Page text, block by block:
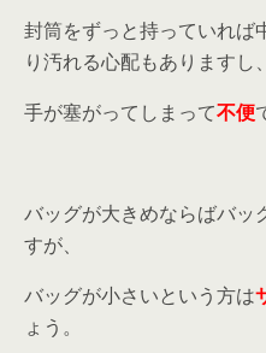
封筒をずっと持っていれば
り汚れる心配もありますし、
手が塞がってしまって不便
バッグが大きめならばバッ
すが、
バッグが小さいという方は
ょう。